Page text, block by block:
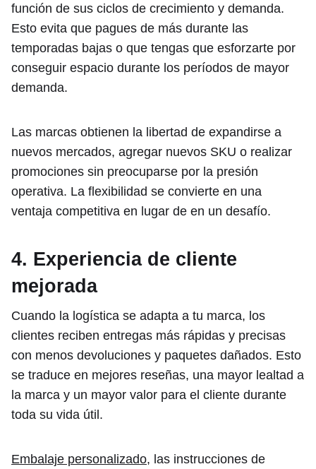
función de sus ciclos de crecimiento y demanda.
Esto evita que pagues de más durante las
temporadas bajas o que tengas que esforzarte por
conseguir espacio durante los períodos de mayor
demanda.
Las marcas obtienen la libertad de expandirse a
nuevos mercados, agregar nuevos SKU o realizar
promociones sin preocuparse por la presión
operativa. La flexibilidad se convierte en una
ventaja competitiva en lugar de en un desafío.
4. Experiencia de cliente
mejorada
Cuando la logística se adapta a tu marca, los
clientes reciben entregas más rápidas y precisas
con menos devoluciones y paquetes dañados. Esto
se traduce en mejores reseñas, una mayor lealtad a
la marca y un mayor valor para el cliente durante
toda su vida útil.
Embalaje personalizado, las instrucciones de